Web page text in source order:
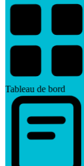
Tableau de bord